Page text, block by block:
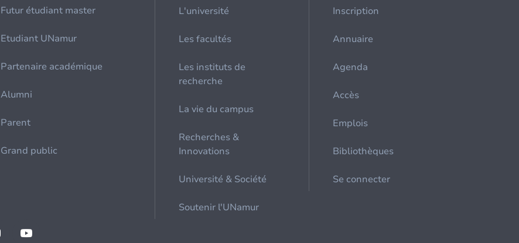
Futur étudiant master
Etudiant UNamur
Partenaire académique
Alumni
Parent
Grand public
L'université
Les facultés
Les instituts de
recherche
La vie du campus
Recherches &
Innovations
Université & Société
Soutenir l'UNamur
Inscription
Annuaire
Agenda
Accès
Emplois
Bibliothèques
Se connecter